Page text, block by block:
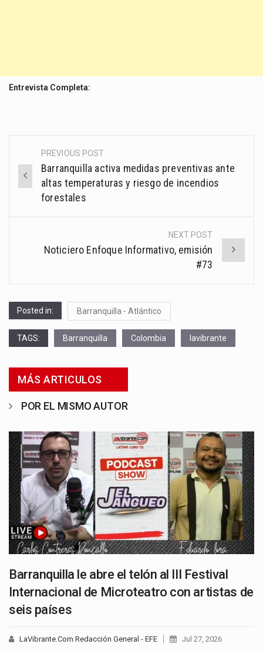
Entrevista Completa:
Post
navigation
PREVIOUS POST
Barranquilla activa medidas preventivas ante
altas temperaturas y riesgo de incendios
forestales
NEXT POST
Noticiero Enfoque Informativo, emisión
#73
Posted in: Barranquilla - Atlántico
TAGS: Barranquilla Colombia lavibrante
MÁS ARTICULOS
POR EL MISMO AUTOR
Barranquilla le abre el telón al III Festival
Internacional de Microteatro con artistas de
seis países
LaVibrante.Com Redacción General - EFE Jul 27, 2026